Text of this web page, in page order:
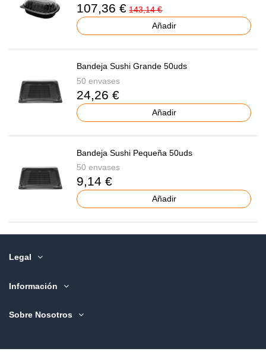
107,36 € 143,14 €
Añadir
Bandeja Sushi Grande 50uds
50 envases
24,26 €
Añadir
Bandeja Sushi Pequeña 50uds
50 envases
9,14 €
Añadir
Legal
Información
Sobre Nosotros